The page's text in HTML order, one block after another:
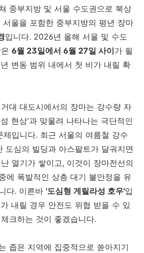
중부지방 및 서울 수도권으로 북상
울을 포함한 중부지방의 평년 장마
입니다. 2026년 올해 서울 및 수도
6월 23일에서 6월 27일 사이가 될
변동 범위 내에서 첫 비가 내릴 확
대 대도시에서의 장마는 강수량 자
현상'과 맞물려 나타나는 극단적인
입니다. 최근 서울의 여름철 강수
도심의 빌딩과 아스팔트가 달궈지면
열기가 쌓이고, 이것이 장마전선의
에 폭발적인 상층 대기 불안정을 유
다. 이른바 '도심형 게릴라성 호우'입
내릴 경우 안전도 위협 받을 수 있
크하는 것이 좋겠습니다.
좁은 지역에 집중적으로 쏟아지기